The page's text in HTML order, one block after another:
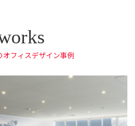
オフィスデザイン事例